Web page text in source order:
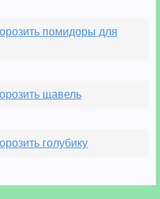
помидоры для
щавель
голубику